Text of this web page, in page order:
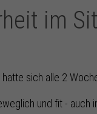
im
hatte sich alle 2
und fit -